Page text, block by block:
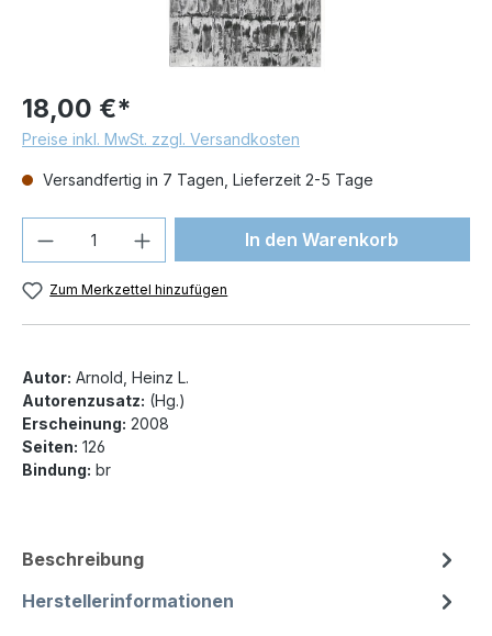
18,00 €*
Preise inkl. MwSt. zzgl. Versandkosten
Versandfertig in 7 Tagen, Lieferzeit 2-5 Tage
Produkt Anzahl: Gib denIn den Warenkorb
Zum Merkzettel hinzufügen
Autor: Arnold, Heinz L.
Autorenzusatz: (Hg.)
Erscheinung: 2008
Seiten: 126
Bindung: br
Beschreibung
Herstellerinformationen